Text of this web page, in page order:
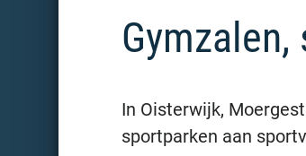
In Oisterwijk,
sportparken aan